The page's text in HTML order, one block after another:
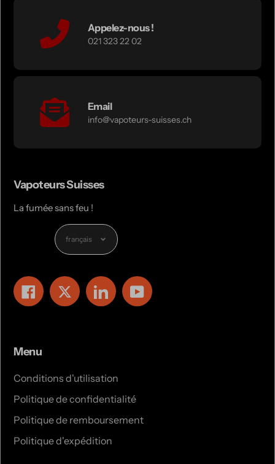
Appelez-nous !
021 323 22 02
Email
info@vapoteurs-suisses.ch
Vapoteurs Suisses
La fumée sans feu !
Langue
français
FacebookTwitterLinkedInYouTube
Menu
Conditions d'utilisation
Politique de confidentialité
Politique de remboursement
Politique d'expédition